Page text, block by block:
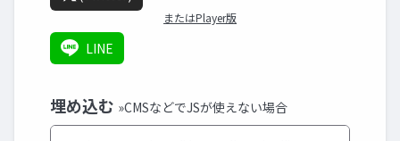
またはPlayer版
LINE
埋め込む »CMSなどでJSが使えない場合